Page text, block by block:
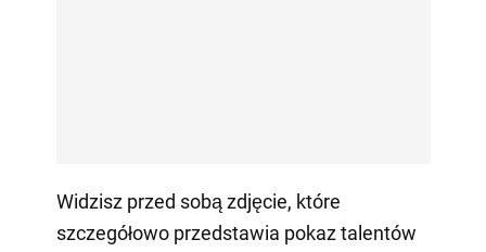
Widzisz przed sobą zdjęcie, które
szczegółowo przedstawia pokaz talentów